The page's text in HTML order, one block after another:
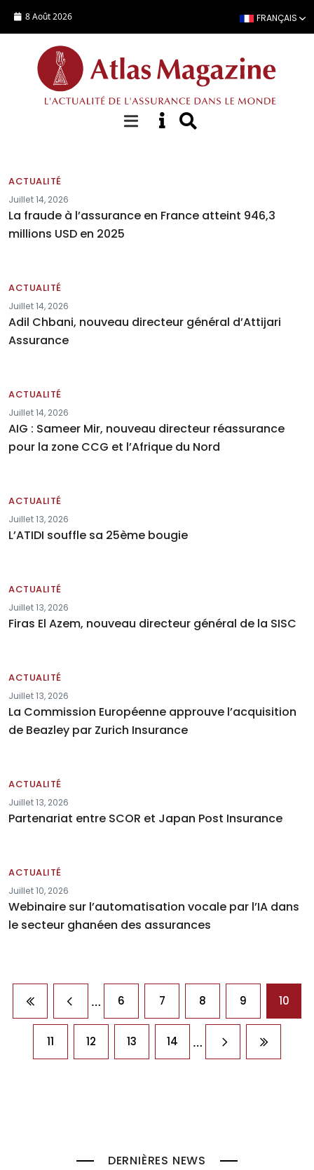
8 Août 2026 FRANÇAIS
Actualités
ACTUALITÉ
Juillet 14, 2026
La fraude à l’assurance en France atteint 946,3
millions USD en 2025
ACTUALITÉ
Juillet 14, 2026
Adil Chbani, nouveau directeur général d’Attijari
Assurance
ACTUALITÉ
Juillet 14, 2026
AIG : Sameer Mir, nouveau directeur réassurance
pour la zone CCG et l’Afrique du Nord
ACTUALITÉ
Juillet 13, 2026
L’ATIDI souffle sa 25ème bougie
ACTUALITÉ
Juillet 13, 2026
Firas El Azem, nouveau directeur général de la SISC
ACTUALITÉ
Juillet 13, 2026
La Commission Européenne approuve l’acquisition
de Beazley par Zurich Insurance
ACTUALITÉ
Juillet 13, 2026
Partenariat entre SCOR et Japan Post Insurance
ACTUALITÉ
Juillet 10, 2026
Webinaire sur l’automatisation vocale par l’IA dans
le secteur ghanéen des assurances
Pagination
Première page
Page précédente
… 6 7 8 9 10
11 12 13 14 … Page suivante
Dernière
DERNIÈRES NEWS